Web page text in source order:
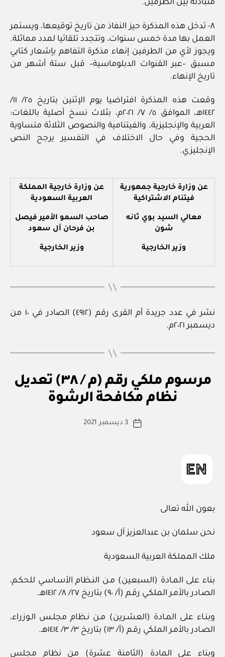
متبادلة بين الطرفين.
٨- تدخل هذه المذكرة حيز النفاذ من تاريخ توقيعها، ويستمر
العمل بها مدة خمس سنوات، وتتجدد تلقائيا لمدد مماثلة.
ويجوز لأي من الطرفين إنهاء مذكرة التفاهم بإشعار كتابي
مسبق –عبر القنوات الدبلوماسية– قبل ستة أشهر من
تاريخ الإنهاء.
وقعت هذه المذكرة افتراضيا يوم الإثنين بتاريخ ٢٥/ ١١/
١٤٤٢هـ، الموافق ٥/ ٧/ ٢٠٢١م، بثلاث نسخ أصلية باللغات:
العربية والإنجليزية، والفيتنامية والنصوص الثلاثة متساوية
الحجية وفي حال الاختلاف في التفسير يرجح النص
الإنجليزي.
عن وزارة خارجية جمهورية
فيتنام الاشتراكية
معالي السيد بوي ثانه
شون
وزير الخارجية
عن وزارة خارجية المملكة
العربية السعودية
صاحب السمو الأمير فيصل
بن فرحان آل سعود
وزير الخارجية
نشر في عدد جريدة أم القرى رقم (٤٩١٢) الصادر في ١٠ من
ديسمبر ٢٠٢١م.
التصنيفات
مرسوم ملكي رقم (م / ٣٨) تعديل
نظام مكافحة الرشوة
كاتب
بو
ا
س
ة
تاريخ
3 ديسمبر 2021
بعون الله تعالى
نحن سلمان بن عبدالعزيز آل سعود
ملك المملكة العربية السعودية
بناء على المـادة (السبعين) مـن النـظام الأسـاسـي للحكـم،
الصـادر بالأمـر الملكـي رقـم (أ/ ٩٠) بتاريخ ٢٧/ ٨/ ١٤١٢هـ.
وبنـاء على المـادة (العشـرين) مـن نـظام مجلـس الـوزراء،
الصـادر بالأمـر الملكي رقـم (أ/ ١٣) بتاريخ ٣/ ٣/ ١٤١٤هـ.
وبناء على المادة (الثامنة عشرة) من نظام مجلس